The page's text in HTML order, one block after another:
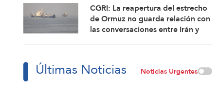
CGRI: La reapertura del estrecho
de Ormuz no guarda relación con
las conversaciones entre Irán y
Últimas Noticias Noticias Urgentes